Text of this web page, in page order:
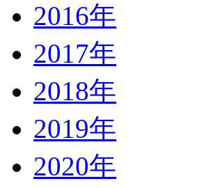
2016年
2017年
2018年
2019年
2020年